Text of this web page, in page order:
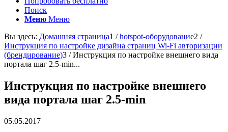
Поиск
Меню Меню
Вы здесь: Домашняя страница1 / hotspot-оборудование2 /
Инструкция по настройке дизайна страниц Wi-Fi авторизации
(брендирование)3 / Инструкция по настройке внешнего вида
портала шаг 2.5-min...
Инструкция по настройке внешнего
вида портала шаг 2.5-min
05.05.2017